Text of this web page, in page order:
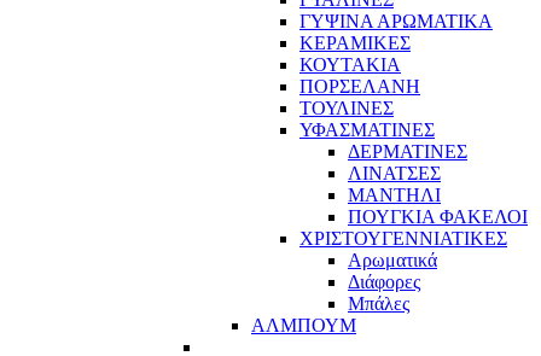
ΓΥΨΙΝΑ ΑΡΩΜΑΤΙΚΑ
ΚΕΡΑΜΙΚΕΣ
ΚΟΥΤΑΚΙΑ
ΠΟΡΣΕΛΑΝΗ
ΤΟΥΛΙΝΕΣ
ΥΦΑΣΜΑΤΙΝΕΣ
ΔΕΡΜΑΤΙΝΕΣ
ΛΙΝΑΤΣΕΣ
ΜΑΝΤΗΛΙ
ΠΟΥΓΚΙΑ ΦΑΚΕΛΟΙ
ΧΡΙΣΤΟΥΓΕΝΝΙΑΤΙΚΕΣ
Αρωματικά
Διάφορες
Μπάλες
ΑΛΜΠΟΥΜ